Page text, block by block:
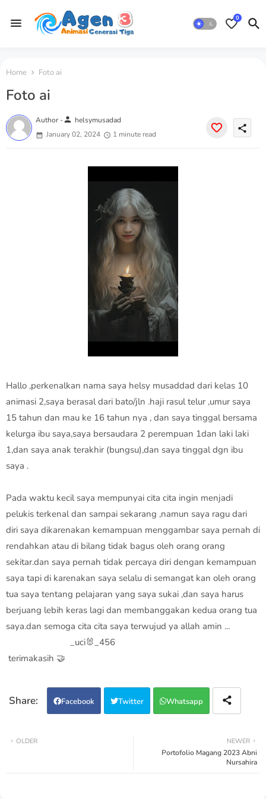
0
Home Foto ai
Foto ai
Author -person helsymusadad
January 02, 2024
1 minute read
share
Hallo ,perkenalkan nama saya helsy musaddad dari kelas 10
animasi 2,saya berasal dari bato/jln .haji rasul telur ,umur saya
15 tahun dan mau ke 16 tahun nya , dan saya tinggal bersama
kelurga ibu saya,saya bersaudara 2 perempuan 1dan laki laki
1,dan saya anak terakhir (bungsu),dan saya tinggal dgn ibu
saya .
Pada waktu kecil saya mempunyai cita cita ingin menjadi
pelukis terkenal dan sampai sekarang ,namun saya ragu dari
diri saya dikarenakan kemampuan menggambar saya pernah di
rendahkan atau di bilang tidak bagus oleh orang orang
sekitar.dan saya pernah tidak percaya diri dengan kemampuan
saya tapi di karenakan saya selalu di semangat kan oleh orang
tua saya tentang pelajaran yang saya sukai ,dan saya harus
berjuang lebih keras lagi dan membanggakan kedua orang tua
saya.dan semoga cita cita saya terwujud ya allah amin ...
_uci🐰_456
terimakasih 🤝
Facebook Twitter Whatsapp
NEWER
Portofolio Magang 2023 Abni
Nursahira
OLDER